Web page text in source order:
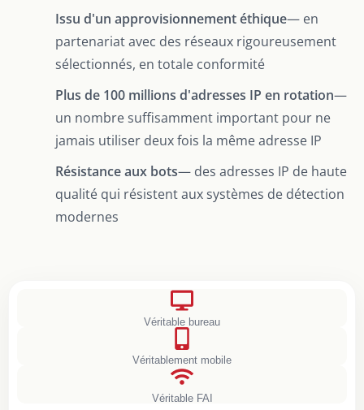
Véritable bureau
Véritablement mobile
Véritable FAI
Issu d'un approvisionnement éthique— en
partenariat avec des réseaux rigoureusement
sélectionnés, en totale conformité
Plus de 100 millions d'adresses IP en rotation—
un nombre suffisamment important pour ne
jamais utiliser deux fois la même adresse IP
Résistance aux bots— des adresses IP de haute
qualité qui résistent aux systèmes de détection
modernes